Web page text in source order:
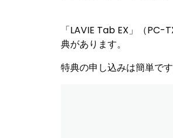
「LAVIE Tab EX」（PC-
典があります。
特典の申し込みは簡単で